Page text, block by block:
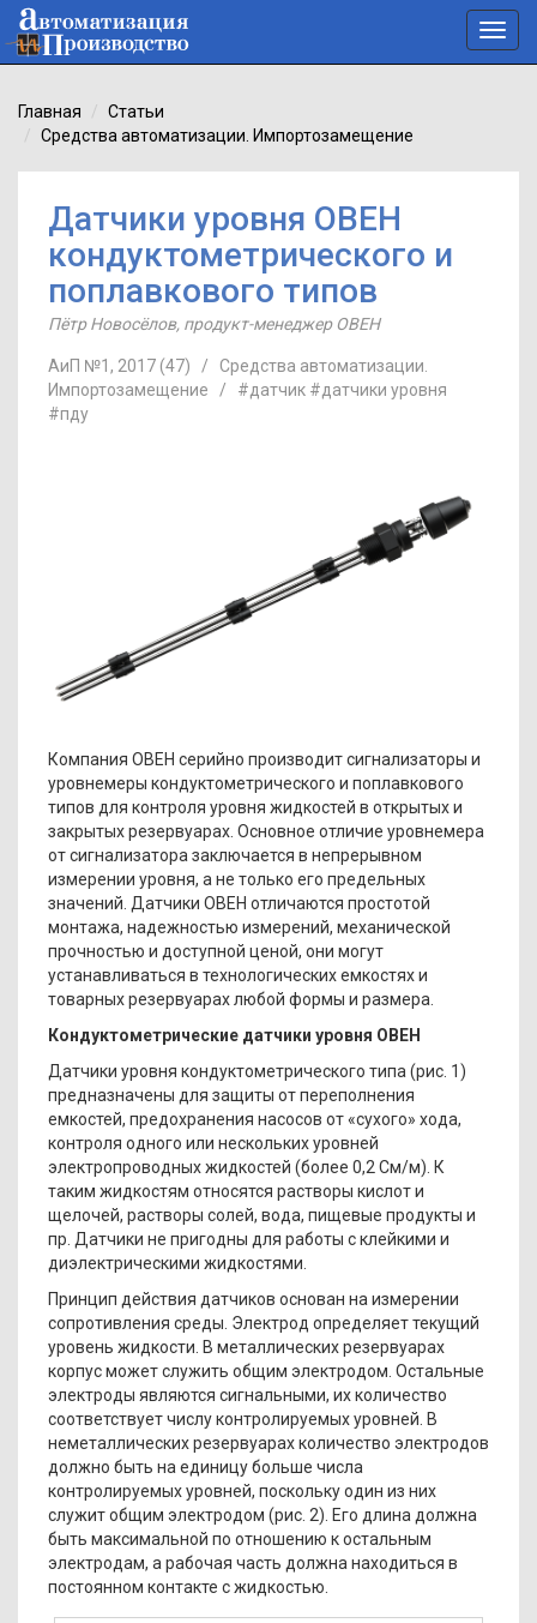
Главная
Статьи
Средства автоматизации. Импортозамещение
Датчики уровня ОВЕН
кондуктометрического и
поплавкового типов
Пётр Новосёлов, продукт-менеджер ОВЕН
АиП №1, 2017 (47) / Средства автоматизации.
Импортозамещение / #датчик #датчики уровня
#пду
Компания ОВЕН серийно производит сигнализаторы и
уровнемеры кондуктометрического и поплавкового
типов для контроля уровня жидкостей в открытых и
закрытых резервуарах. Основное отличие уровнемера
от сигнализатора заключается в непрерывном
измерении уровня, а не только его предельных
значений. Датчики ОВЕН отличаются простотой
монтажа, надежностью измерений, механической
прочностью и доступной ценой, они могут
устанавливаться в технологических емкостях и
товарных резервуарах любой формы и размера.
Кондуктометрические датчики уровня ОВЕН
Датчики уровня кондуктометрического типа (рис. 1)
предназначены для защиты от переполнения
емкостей, предохранения насосов от «сухого» хода,
контроля одного или нескольких уровней
электропроводных жидкостей (более 0,2 См/м). К
таким жидкостям относятся растворы кислот и
щелочей, растворы солей, вода, пищевые продукты и
пр. Датчики не пригодны для работы с клейкими и
диэлектрическими жидкостями.
Принцип действия датчиков основан на измерении
сопротивления среды. Электрод определяет текущий
уровень жидкости. В металлических резервуарах
корпус может служить общим электродом. Остальные
электроды являются сигнальными, их количество
соответствует числу контролируемых уровней. В
неметаллических резервуарах количество электродов
должно быть на единицу больше числа
контролируемых уровней, поскольку один из них
служит общим электродом (рис. 2). Его длина должна
быть максимальной по отношению к остальным
электродам, а рабочая часть должна находиться в
постоянном контакте с жидкостью.